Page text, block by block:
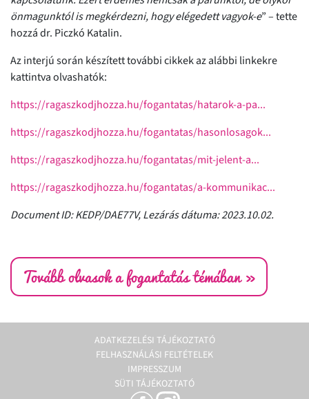
önmagunktól is megkérdezni, hogy elégedett vagyok-e” – tette
hozzá dr. Piczkó Katalin.
Az interjú során készített további cikkek az alábbi linkekre
kattintva olvashatók:
https://ragaszkodjhozza.hu/fogantatas/hatarok-a-pa...
https://ragaszkodjhozza.hu/fogantatas/hasonlosagok...
https://ragaszkodjhozza.hu/fogantatas/mit-jelent-a...
https://ragaszkodjhozza.hu/fogantatas/a-kommunikac...
Document ID: KEDP/DAE77V, Lezárás dátuma: 2023.10.02.
Tovább olvasok a fogantatás témában »
ADATKEZELÉSI TÁJÉKOZTATÓ
FELHASZNÁLÁSI FELTÉTELEK
IMPRESSZUM
SÜTI TÁJÉKOZTATÓ